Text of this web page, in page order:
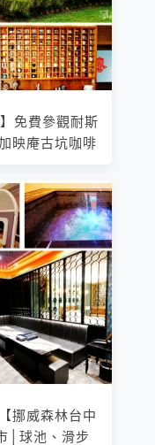
免費參觀耐斯
映庵古坑咖啡
挪威森林台中
│球池、滑步